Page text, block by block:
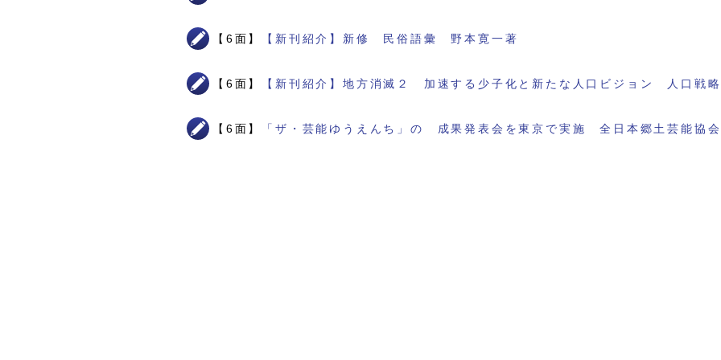
【6面】 【新刊紹介】新修 民俗語彙 野本寛一著
【6面】 【新刊紹介】地方消滅２ 加速する少子化と新たな人口ビジョン 人口戦
【6面】 「ザ・芸能ゆうえんち」の 成果発表会を東京で実施 全日本郷土芸能協会